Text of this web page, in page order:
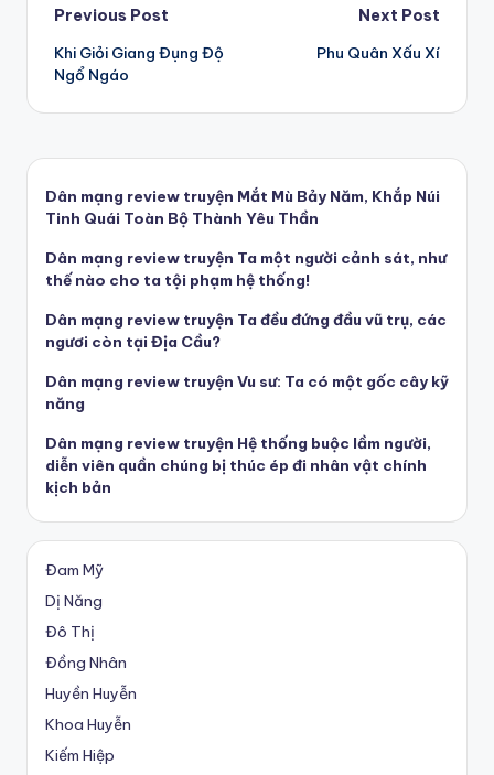
Post
navigation
Previous Post
Khi Giỏi Giang Đụng Độ
Ngổ Ngáo
Next Post
Phu Quân Xấu Xí
Dân mạng review truyện Mắt Mù Bảy Năm, Khắp Núi
Tinh Quái Toàn Bộ Thành Yêu Thần
Dân mạng review truyện Ta một người cảnh sát, như
thế nào cho ta tội phạm hệ thống!
Dân mạng review truyện Ta đều đứng đầu vũ trụ, các
ngươi còn tại Địa Cầu?
Dân mạng review truyện Vu sư: Ta có một gốc cây kỹ
năng
Dân mạng review truyện Hệ thống buộc lầm người,
diễn viên quần chúng bị thúc ép đi nhân vật chính
kịch bản
Đam Mỹ
Dị Năng
Đô Thị
Đồng Nhân
Huyền Huyễn
Khoa Huyễn
Kiếm Hiệp